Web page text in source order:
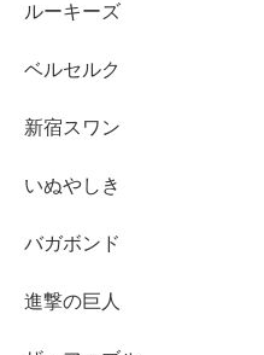
ルーキーズ
ベルセルク
新宿スワン
いぬやしき
バガボンド
進撃の巨人